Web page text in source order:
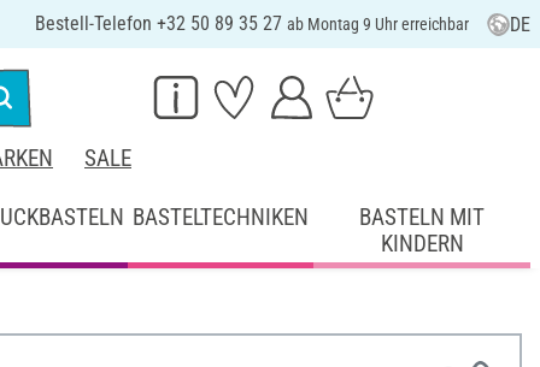
Bestell-Telefon +32 50 89 35 27 ab Montag 9 Uhr erreichbar DE
SALE
BASTELTECHNIKEN
BASTELN MIT
KINDERN